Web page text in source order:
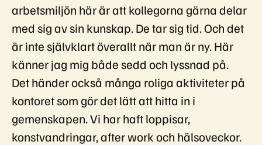
arbetsmiljön här är att kollegorna gärna delar
med sig av sin kunskap. De tar sig tid. Och det
är inte självklart överallt när man är ny. Här
känner jag mig både sedd och lyssnad på.
Det händer också många roliga aktiviteter på
kontoret som gör det lätt att hitta in i
gemenskapen. Vi har haft loppisar,
konstvandringar, after work och hälsoveckor.